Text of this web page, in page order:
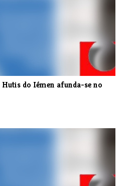
do Iémen afunda-se no